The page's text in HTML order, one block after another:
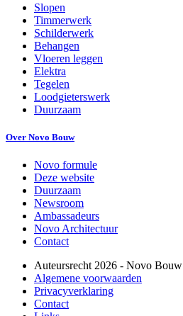
Slopen
Timmerwerk
Schilderwerk
Behangen
Vloeren leggen
Elektra
Tegelen
Loodgieterswerk
Duurzaam
Over Novo Bouw
Novo formule
Deze website
Duurzaam
Newsroom
Ambassadeurs
Novo Architectuur
Contact
Auteursrecht 2026 - Novo Bouw
Algemene voorwaarden
Privacyverklaring
Contact